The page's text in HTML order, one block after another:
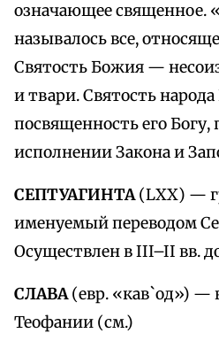
означающее священное.
называлось все,
Святость Божия —
и твари. Святость
посвященность его Богу,
исполнении Закона и
СЕПТУАГИНТА(LXX) —
именуемый переводом
Осуществлен в III–II вв.
СЛАВА(евр. «кав`од») —
Теофании (см.)